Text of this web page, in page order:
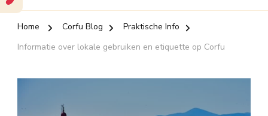
Home Corfu Blog
Praktische Info
Informatie over lokale gebruiken en etiquette op Corfu